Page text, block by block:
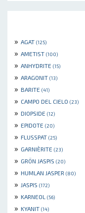
» AGAT (125)
» AMETIST (100)
» ANHYDRITE (15)
» ARAGONIT (13)
» BARITE (41)
» CAMPO DEL CIELO (23)
» DIOPSIDE (12)
» EPIDOTE (20)
» FLUSSPAT (25)
» GARNIÈRITE (23)
» GRÖN JASPIS (20)
» HUMLAN JASPER (80)
» JASPIS (172)
» KARNEOL (56)
» KYANIT (14)